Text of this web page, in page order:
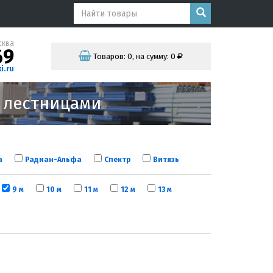
Товаров:0, на сумму:0
Радиан-Альфа Спектр Витязь
9 м 10 м 11 м 12 м 13 м